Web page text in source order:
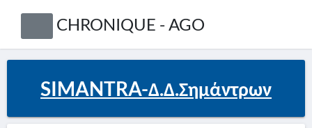
CHRONIQUE - AGO
SIMANTRA-Δ.Δ.Σημάντρων